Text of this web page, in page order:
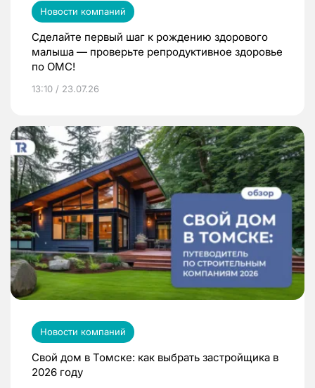
Новости компаний
Сделайте первый шаг к рождению здорового
малыша — проверьте репродуктивное здоровье
по ОМС!
13:10 / 23.07.26
Новости компаний
Свой дом в Томске: как выбрать застройщика в
2026 году